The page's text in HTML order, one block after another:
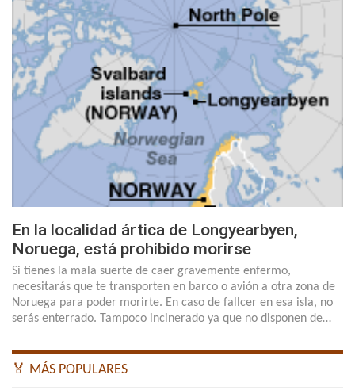
En la localidad ártica de Longyearbyen,
Noruega, está prohibido morirse
Si tienes la mala suerte de caer gravemente enfermo,
necesitarás que te transporten en barco o avión a otra zona de
Noruega para poder morirte. En caso de fallcer en esa isla, no
serás enterrado. Tampoco incinerado ya que no disponen de…
🏅 MÁS POPULARES